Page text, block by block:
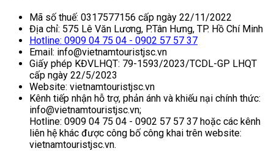
Mã số thuế: 0317577156 cấp ngày 22/11/2022
Địa chỉ: 575 Lê Văn Lương, P.Tân Hưng, TP. Hồ Chí Minh
Hotline: 0909 04 75 04 - 0902 57 57 37
Email: info@vietnamtouristjsc.vn
Giấy phép KĐVLHQT: 79-1593/2023/TCDL-GP LHQT
cấp ngày 22/5/2023
Website: vietnamtouristjsc.vn
Kênh tiếp nhận hỗ trợ, phản ánh và khiếu nại chính thức:
info@vietnamtouristjsc.vn;
Hotline: 0909 04 75 04 - 0902 57 57 37 hoặc các kênh
liên hệ khác được công bố công khai trên website:
vietnamtouristjsc.vn.